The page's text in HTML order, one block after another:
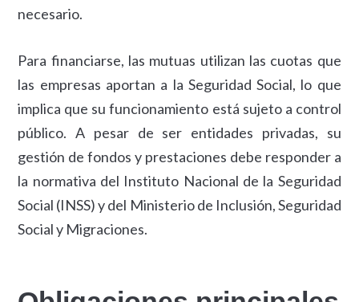
necesario.
Para financiarse, las mutuas utilizan las cuotas que
las empresas aportan a la Seguridad Social, lo que
implica que su funcionamiento está sujeto a control
público. A pesar de ser entidades privadas, su
gestión de fondos y prestaciones debe responder a
la normativa del Instituto Nacional de la Seguridad
Social (INSS) y del Ministerio de Inclusión, Seguridad
Social y Migraciones.